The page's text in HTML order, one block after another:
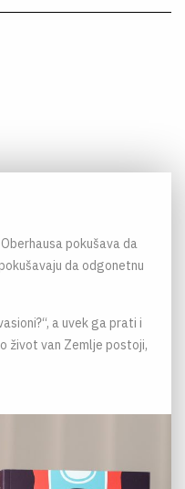
pokušava da
da odgonetnu
a uvek ga prati i
život van Zemlje postoji,